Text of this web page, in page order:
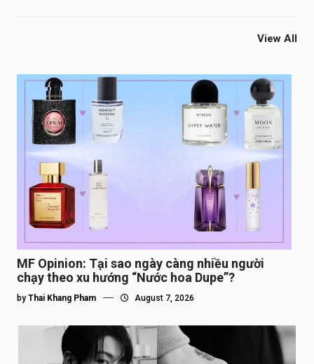
View All
MF Opinion: Tại sao ngày càng nhiều người
chạy theo xu hướng “Nước hoa Dupe”?
by Thai Khang Pham August 7, 2026